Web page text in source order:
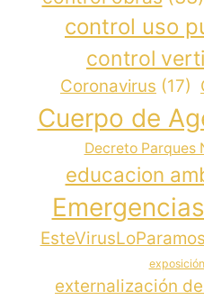
control uso
control
Coronavirus (17)
Cuerpo de
Decreto Parques
educacion
exposición
externalización